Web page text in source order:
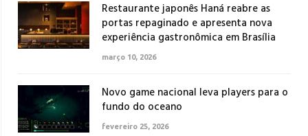
Restaurante japonês Haná reabre as
portas repaginado e apresenta nova
experiência gastronômica em Brasília
março 10, 2026
Novo game nacional leva players para o
fundo do oceano
fevereiro 25, 2026